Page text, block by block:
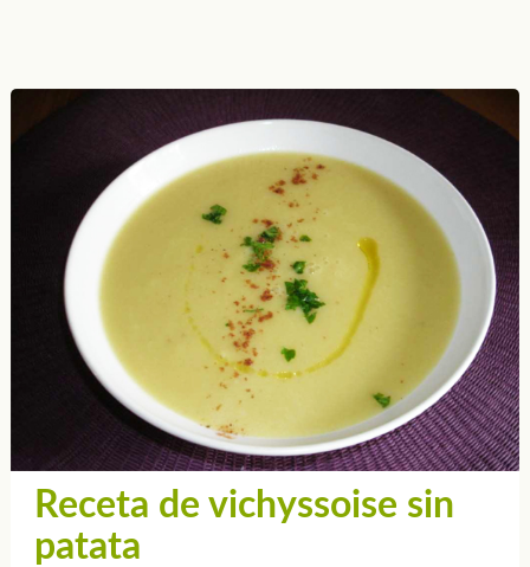
Receta de vichyssoise sin
patata